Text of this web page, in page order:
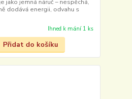
jako jemná náruč – nespěchá,
dodává energii, odvahu s
Ihned k mání 1 ks
Přidat do košíku